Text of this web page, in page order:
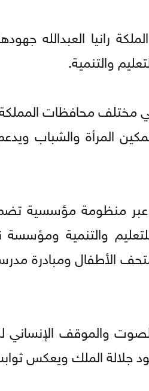
رانيا العبدالله
والتنمية.
محافظات
المرأة والشباب
عبر منظومة مؤسسية
والتنمية
الأطفال ومبادرة
والموقف الإنساني
جلالة الملك ويعكس ثوابت